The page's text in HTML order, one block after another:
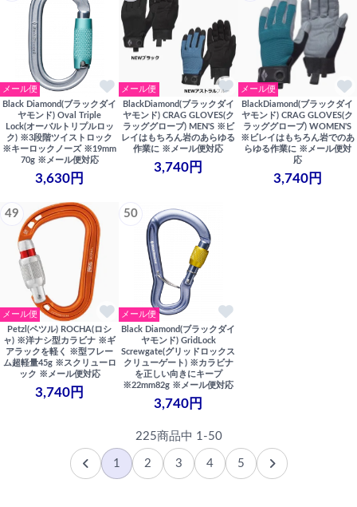
メール便
Black Diamond(ブラックダイ
ヤモンド) Oval Triple
Lock(オーバルトリプルロッ
ク) ※3段階ツイストロック
※キーロックノーズ ※19mm
70g ※メール便対応
3,630円
メール便
BlackDiamond(ブラックダイ
ヤモンド) CRAG GLOVES(ク
ラッググローブ) MEN'S ※ビ
レイはもちろん岩のあらゆる
作業に ※メール便対応
3,740円
メール便
BlackDiamond(ブラックダイ
ヤモンド) CRAG GLOVES(ク
ラッググローブ) WOMEN'S
※ビレイはもちろん岩でのあ
らゆる作業に ※メール便対
応
3,740円
49
メール便
Petzl(ペツル) ROCHA(ロシ
ャ) ※洋ナシ型カラビナ ※ギ
アラックを軽く ※型フレー
ム超軽量45g ※スクリューロ
ック ※メール便対応
3,740円
50
メール便
Black Diamond(ブラックダイ
ヤモンド) GridLock
Screwgate(グリッドロックス
クリューゲート) ※カラビナ
を正しい向きにキープ
※22mm82g ※メール便対応
3,740円
225商品中 1-50
1 2 3 4 5